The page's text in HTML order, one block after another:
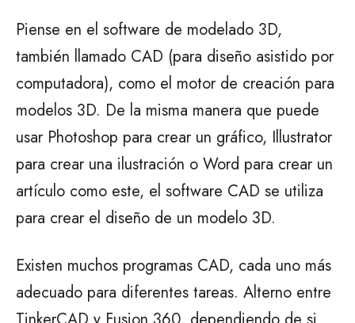
Piense en el software de modelado 3D,
también llamado CAD (para diseño asistido por
computadora), como el motor de creación para
modelos 3D. De la misma manera que puede
usar Photoshop para crear un gráfico, Illustrator
para crear una ilustración o Word para crear un
artículo como este, el software CAD se utiliza
para crear el diseño de un modelo 3D.
Existen muchos programas CAD, cada uno más
adecuado para diferentes tareas. Alterno entre